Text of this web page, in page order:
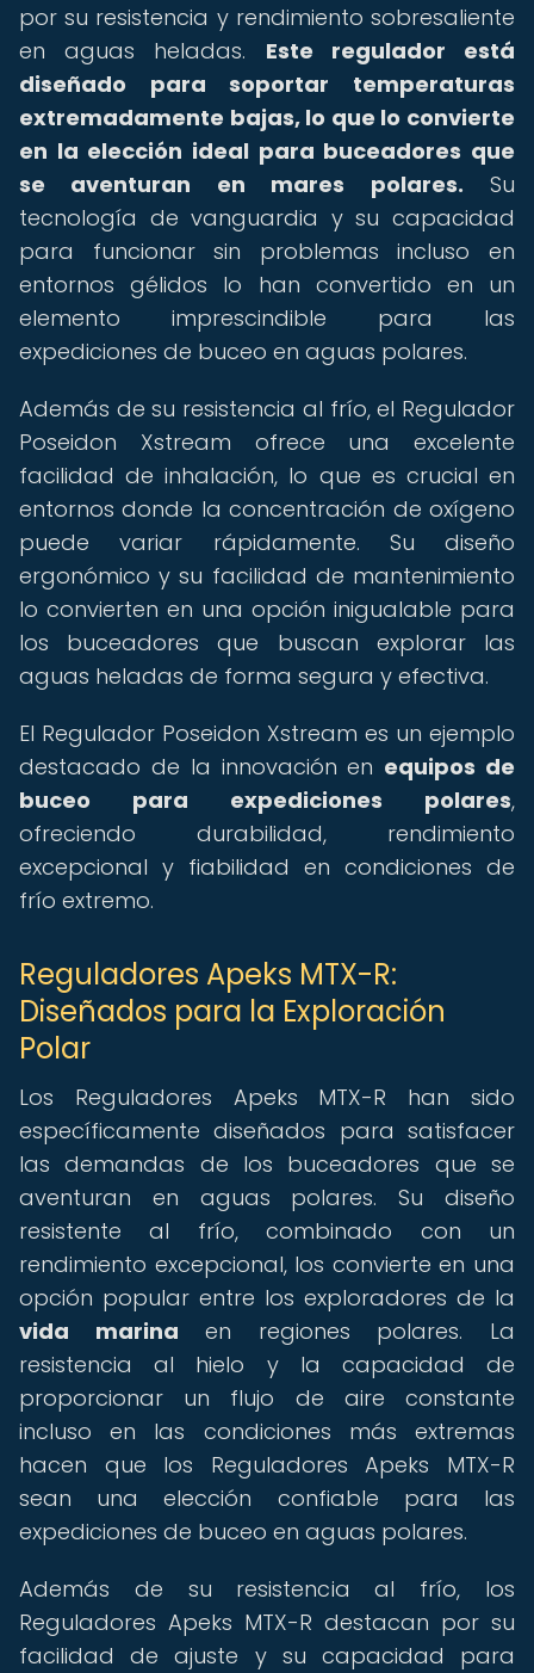
por su resistencia y rendimiento sobresaliente
en aguas heladas. Este regulador está
diseñado para soportar temperaturas
extremadamente bajas, lo que lo convierte
en la elección ideal para buceadores que
se aventuran en mares polares. Su
tecnología de vanguardia y su capacidad
para funcionar sin problemas incluso en
entornos gélidos lo han convertido en un
elemento imprescindible para las
expediciones de buceo en aguas polares.
Además de su resistencia al frío, el Regulador
Poseidon Xstream ofrece una excelente
facilidad de inhalación, lo que es crucial en
entornos donde la concentración de oxígeno
puede variar rápidamente. Su diseño
ergonómico y su facilidad de mantenimiento
lo convierten en una opción inigualable para
los buceadores que buscan explorar las
aguas heladas de forma segura y efectiva.
El Regulador Poseidon Xstream es un ejemplo
destacado de la innovación en equipos de
buceo para expediciones polares,
ofreciendo durabilidad, rendimiento
excepcional y fiabilidad en condiciones de
frío extremo.
Reguladores Apeks MTX-R:
Diseñados para la Exploración
Polar
Los Reguladores Apeks MTX-R han sido
específicamente diseñados para satisfacer
las demandas de los buceadores que se
aventuran en aguas polares. Su diseño
resistente al frío, combinado con un
rendimiento excepcional, los convierte en una
opción popular entre los exploradores de la
vida marina en regiones polares. La
resistencia al hielo y la capacidad de
proporcionar un flujo de aire constante
incluso en las condiciones más extremas
hacen que los Reguladores Apeks MTX-R
sean una elección confiable para las
expediciones de buceo en aguas polares.
Además de su resistencia al frío, los
Reguladores Apeks MTX-R destacan por su
facilidad de ajuste y su capacidad para